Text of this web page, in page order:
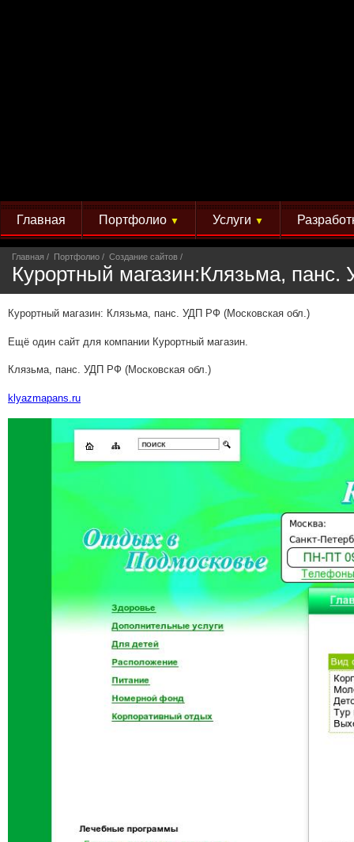
Главная Портфолио ▼ Услуги ▼
Главная Портфолио Создание сайтов
Курортный магазин:Клязьма,
Курортный магазин: Клязьма, панс. УДП РФ (Московская обл.)
Ещё один сайт для компании Курортный магазин.
Клязьма, панс. УДП РФ (Московская обл.)
klyazmapans.ru